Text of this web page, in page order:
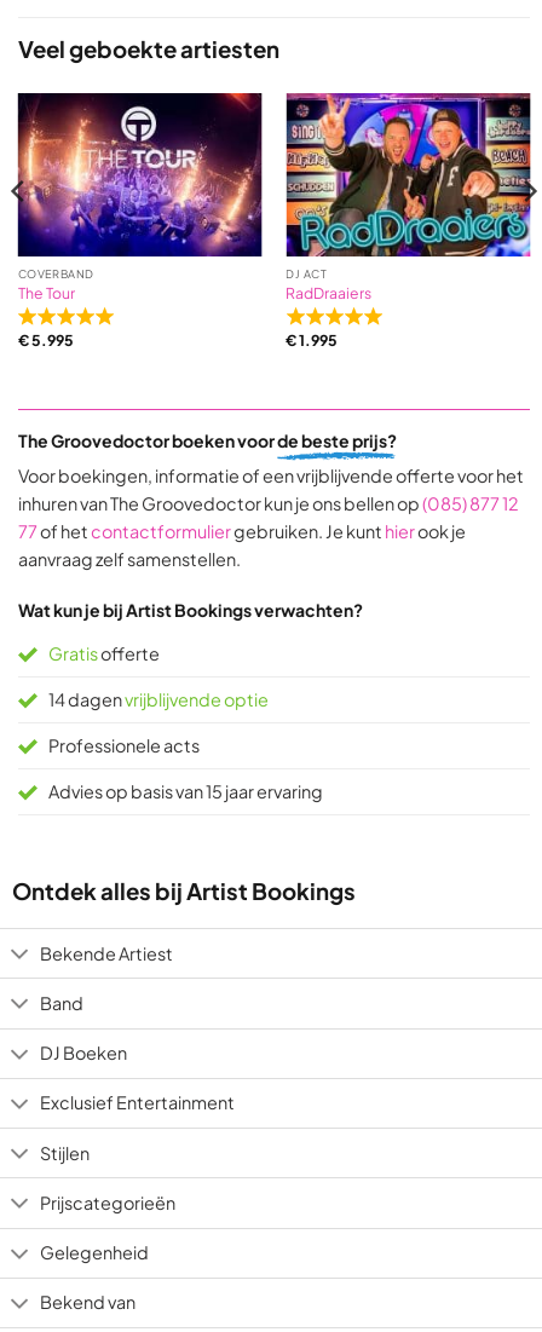
on
9
ratings
Veel geboekte artiesten
COVERBAND
The Tour
Rated
5,0
based
31
ratings
€5.995
DJ ACT
RadDraaiers
Rated
5,0
based
on
9
ratings
€1.995
The Groovedoctor boeken voorde beste prijs?
Voor boekingen, informatie of een vrijblijvende offerte voor het
inhuren van The Groovedoctor kun je ons bellen op(085) 877 12
77of hetcontactformuliergebruiken. Je kunt hierook je
aanvraag zelf samenstellen.
Wat kun je bij Artist Bookings verwachten?
Gratisofferte
14 dagenvrijblijvende optie
Professionele acts
Advies op basis van 15 jaar ervaring
Ontdek alles bij Artist Bookings
Bekende Artiest
Band
DJ Boeken
Exclusief Entertainment
Stijlen
Prijscategorieën
Gelegenheid
Bekend van